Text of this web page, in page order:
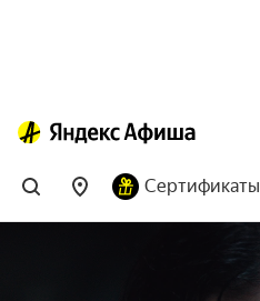
Сертификаты